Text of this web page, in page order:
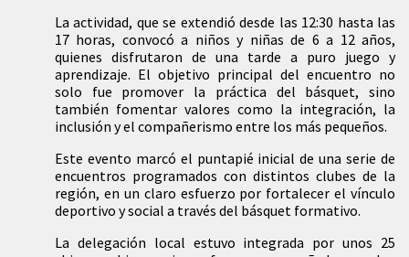
La actividad, que se extendió desde las 12:30 hasta las
17 horas, convocó a niños y niñas de 6 a 12 años,
quienes disfrutaron de una tarde a puro juego y
aprendizaje. El objetivo principal del encuentro no
solo fue promover la práctica del básquet, sino
también fomentar valores como la integración, la
inclusión y el compañerismo entre los más pequeños.
Este evento marcó el puntapié inicial de una serie de
encuentros programados con distintos clubes de la
región, en un claro esfuerzo por fortalecer el vínculo
deportivo y social a través del básquet formativo.
La delegación local estuvo integrada por unos 25